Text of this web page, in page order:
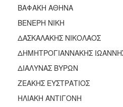
ΒΑΦΑΚΗ ΑΘΗΝΑ
ΒΕΝΕΡΗ ΝΙΚΗ
ΔΑΣΚΑΛΑΚΗΣ ΝΙΚΟΛΑΟΣ
ΔΗΜΗΤΡΟΓΙΑΝΝΑΚΗΣ
ΔΙΑΛΥΝΑΣ ΒΥΡΩΝ
ΖΕΑΚΗΣ ΕΥΣΤΡΑΤΙΟΣ
ΗΛΙΑΚΗ ΑΝΤΙΓΟΝΗ